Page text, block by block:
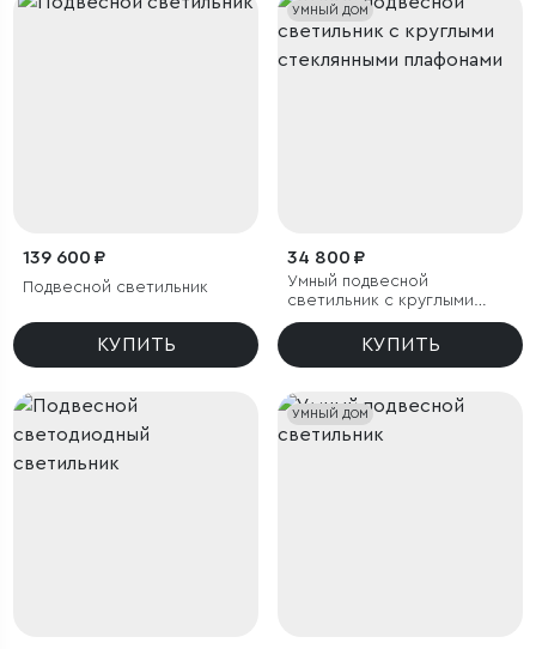
139 600 ₽
Подвесной светильник
КУПИТЬ
УМНЫЙ ДОМ
34 800 ₽
Умный подвесной
светильник с круглыми
стеклянными плафонами
КУПИТЬ
УМНЫЙ ДОМ